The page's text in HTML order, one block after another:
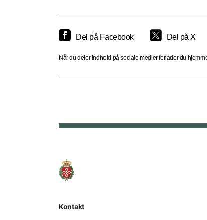
Del på Facebook Del på X
Når du deler indhold på sociale medier forlader du
Kontakt